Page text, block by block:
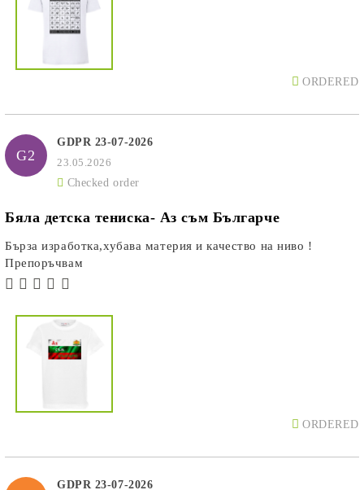
ORDERED
G2
GDPR 23-07-2026
23.05.2026
Checked order
Бяла детска тениска- Аз съм Българче
Бърза изработка,хубава материя и качество на ниво !
Препоръчвам
ORDERED
GDPR 23-07-2026